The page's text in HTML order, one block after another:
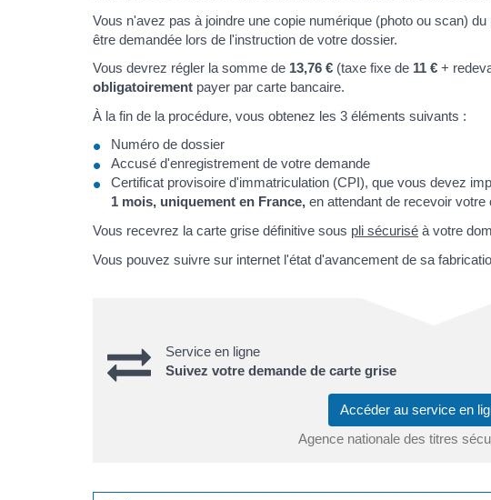
Vous n'avez pas à joindre une copie numérique (photo ou scan)
être demandée lors de l'instruction de votre dossier.
Vous devrez régler la somme de 13,76 € (taxe fixe de 11 € +
obligatoirement payer par carte bancaire.
À la fin de la procédure, vous obtenez les 3 éléments suivants :
Numéro de dossier
Accusé d'enregistrement de votre demande
Certificat provisoire d'immatriculation (CPI), que vous devez
1 mois, uniquement en France, en attendant de recevoir votre
Vous recevrez la carte grise définitive sous pli sécurisé à votre
Vous pouvez suivre sur internet l'état d'avancement de sa
Service en ligne
Suivez votre demande de carte grise
Accéder au service en
Agence nationale des titres